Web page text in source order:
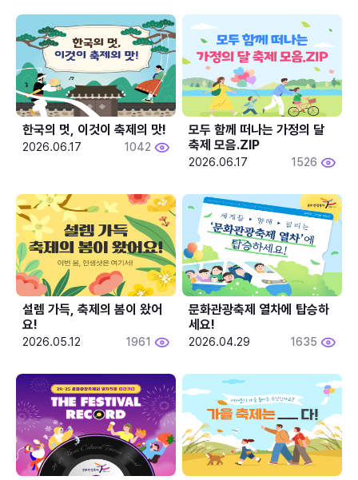
한국의 멋, 이것이 축제의 맛!
2026.06.17 1042
모두 함께 떠나는 가정의 달
축제 모음.ZIP
2026.06.17 1526
설렘 가득, 축제의 봄이 왔어
요!
2026.05.12 1961
문화관광축제 열차에 탑승하
세요!
2026.04.29 1635